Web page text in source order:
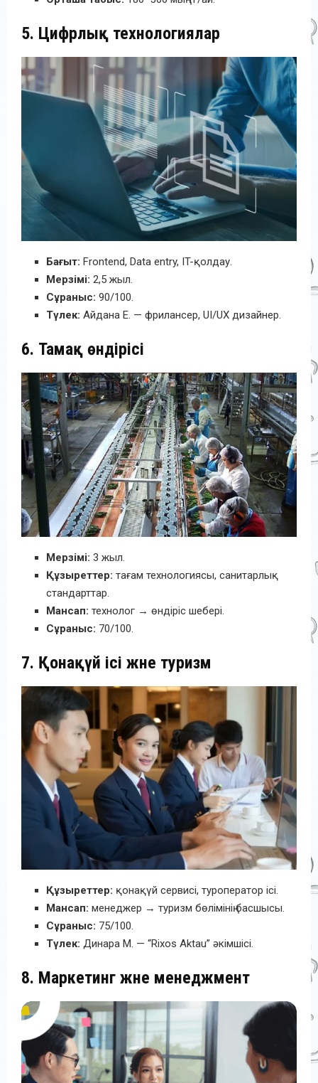
5. Цифрлық технологиялар
Бағыт: Frontend, Data entry, IT-қолдау.
Мерзімі: 2,5 жыл.
Сұраныс: 90/100.
Түлек: Айдана Е. — фрилансер, UI/UX дизайнер.
6. Тамақ өндірісі
Мерзімі: 3 жыл.
Құзыреттер: тағам технологиясы, санитарлық
стандарттар.
Мансап: технолог → өндіріс шебері.
Сұраныс: 70/100.
7. Қонақүй ісі және туризм
Құзыреттер: қонақүй сервисі, туроператор ісі.
Мансап: менеджер → туризм бөлімінің басшысы.
Сұраныс: 75/100.
Түлек: Динара М. — “Rixos Aktau” әкімшісі.
8. Маркетинг және менеджмент